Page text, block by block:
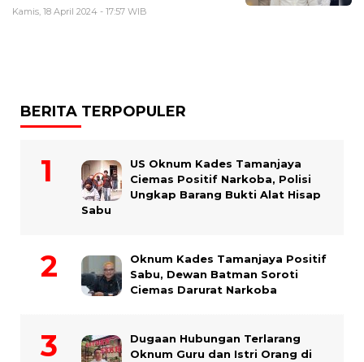
Kamis, 18 April 2024 - 17:57 WIB
BERITA TERPOPULER
US Oknum Kades Tamanjaya
Ciemas Positif Narkoba, Polisi
Ungkap Barang Bukti Alat Hisap
Sabu
Oknum Kades Tamanjaya Positif
Sabu, Dewan Batman Soroti
Ciemas Darurat Narkoba
Dugaan Hubungan Terlarang
Oknum Guru dan Istri Orang di